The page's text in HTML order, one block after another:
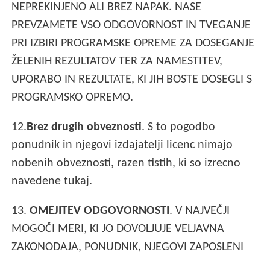
NEPREKINJENO ALI BREZ NAPAK. NASE
PREVZAMETE VSO ODGOVORNOST IN TVEGANJE
PRI IZBIRI PROGRAMSKE OPREME ZA DOSEGANJE
ŽELENIH REZULTATOV TER ZA NAMESTITEV,
UPORABO IN REZULTATE, KI JIH BOSTE DOSEGLI S
PROGRAMSKO OPREMO.
12. Brez drugih obveznosti. S to pogodbo
ponudnik in njegovi izdajatelji licenc nimajo
nobenih obveznosti, razen tistih, ki so izrecno
navedene tukaj.
13.OMEJITEV ODGOVORNOSTI . V NAJVEČJI
MOGOČI MERI, KI JO DOVOLJUJE VELJAVNA
ZAKONODAJA, PONUDNIK, NJEGOVI ZAPOSLENI